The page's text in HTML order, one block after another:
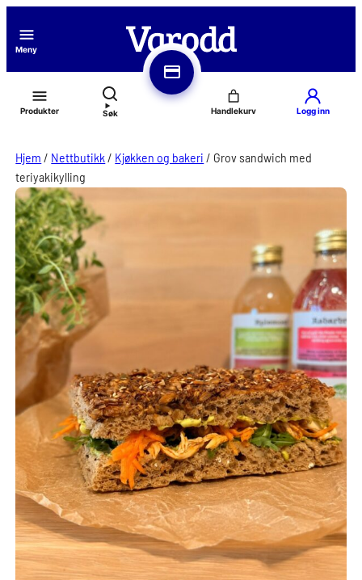
Meny
Produkter Søk Logg inn
Hjem / Nettbutikk/ Kjøkken og bakeri / Grov sandwich med
teriyakikylling